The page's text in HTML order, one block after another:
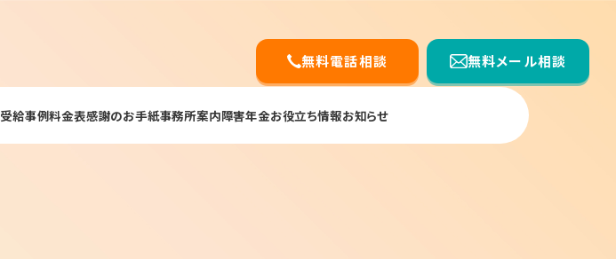
無料電話相談 無料メール相談
受給事例料金表感謝のお手紙事務所案内障害年金お役立ち情報お知らせ